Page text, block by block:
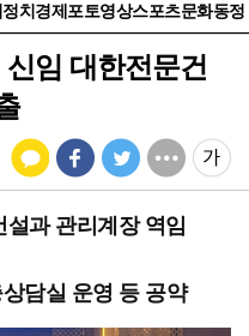
정치 경제 포토영상스포츠문화동정
임 대한전문건
설과 관리계장 역임
담실 운영 등 공약